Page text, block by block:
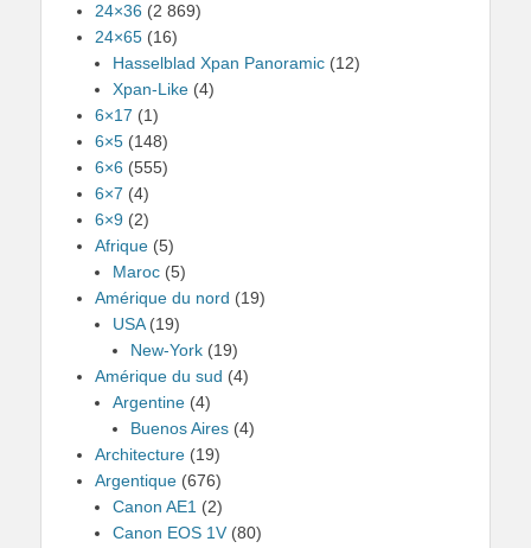
24×36 (2 869)
24×65 (16)
Hasselblad Xpan Panoramic (12)
Xpan-Like (4)
6×17 (1)
6×5 (148)
6×6 (555)
6×7 (4)
6×9 (2)
Afrique (5)
Maroc (5)
Amérique du nord (19)
USA(19)
New-York (19)
Amérique du sud (4)
Argentine (4)
Buenos Aires (4)
Architecture (19)
Argentique (676)
Canon AE1 (2)
Canon EOS 1V (80)